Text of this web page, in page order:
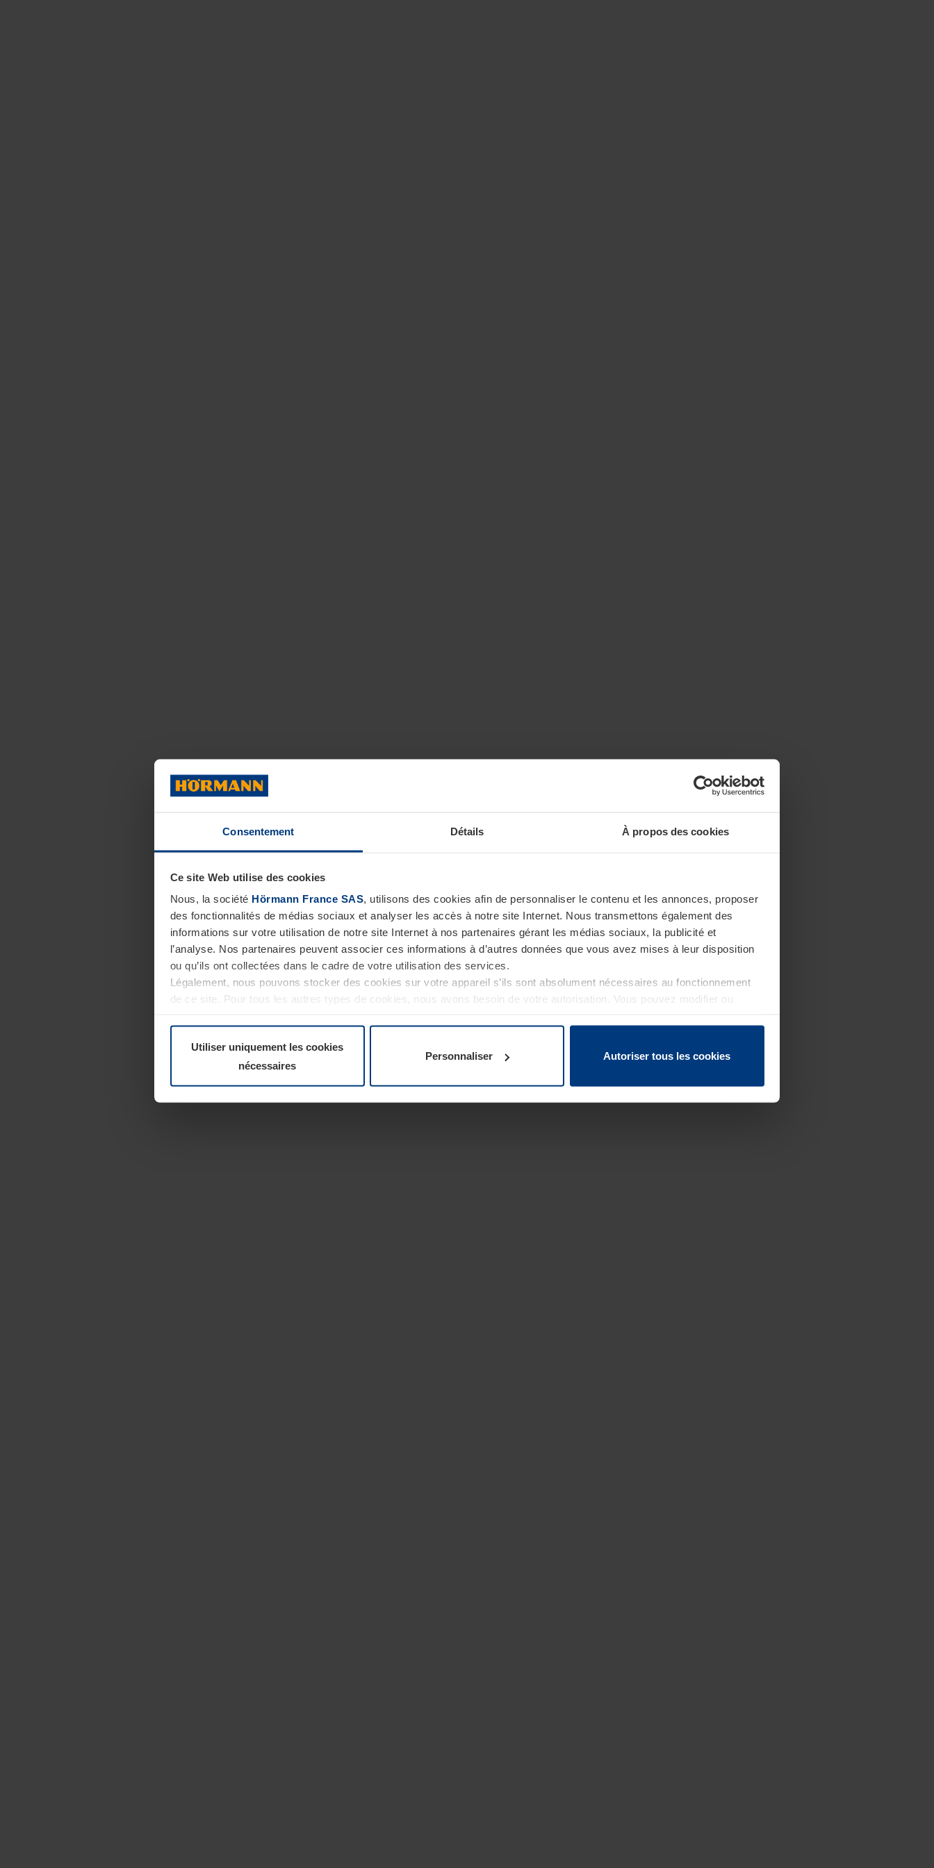
Consentement Détails À propos des cookies
Ce site Web utilise des cookies
Nous, la société Hörmann France SAS, utilisons des cookies afin de personnaliser le contenu et les annonces, proposer
des fonctionnalités de médias sociaux et analyser les accès à notre site Internet. Nous transmettons également des
informations sur votre utilisation de notre site Internet à nos partenaires gérant les médias sociaux, la publicité et
l’analyse. Nos partenaires peuvent associer ces informations à d’autres données que vous avez mises à leur disposition
ou qu’ils ont collectées dans le cadre de votre utilisation des services.
Légalement, nous pouvons stocker des cookies sur votre appareil s’ils sont absolument nécessaires au fonctionnement
de ce site. Pour tous les autres types de cookies, nous avons besoin de votre autorisation. Vous pouvez modifier ou
Utiliser uniquement les cookies
nécessaires
Personnaliser Autoriser tous les cookies